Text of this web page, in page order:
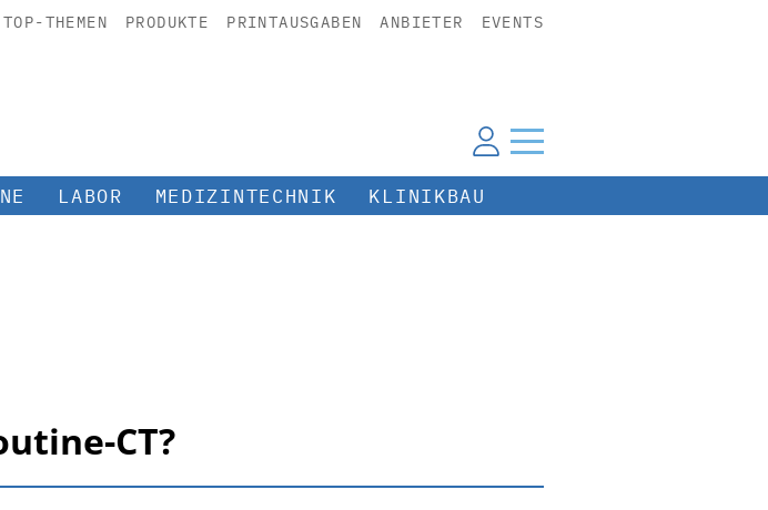
TOP-THEMEN PRODUKTE PRINTAUSGABEN ANBIETER EVENTS
LABOR MEDIZINTECHNIK KLINIKBAU
CT?